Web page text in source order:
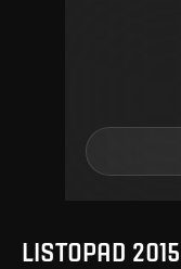
LISTOPAD 2015